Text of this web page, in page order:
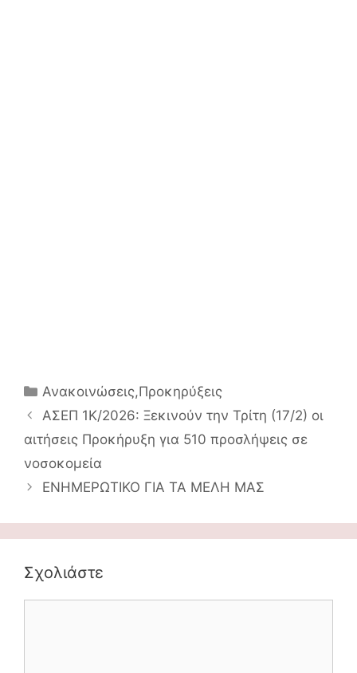
Κατηγορίες
Ανακοινώσεις,Προκηρύξεις
Πλοήγηση
άρθρων
ΑΣΕΠ 1Κ/2026: Ξεκινούν την Τρίτη (17/2) οι
αιτήσεις Προκήρυξη για 510 προσλήψεις σε
νοσοκομεία
ΕΝΗΜΕΡΩΤΙΚΟ ΓΙΑ ΤΑ ΜΕΛΗ ΜΑΣ
Σχολιάστε